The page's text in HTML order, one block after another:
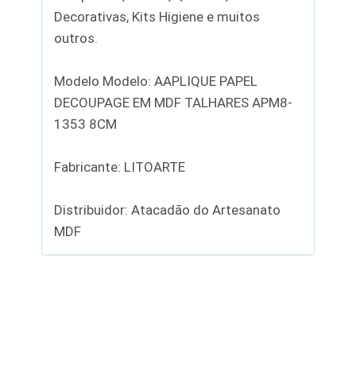
Decorativas, Kits Higiene e muitos
outros.
Modelo Modelo: AAPLIQUE PAPEL
DECOUPAGE EM MDF TALHARES APM8-
1353 8CM
Fabricante: LITOARTE
Distribuidor: Atacadão do Artesanato
MDF